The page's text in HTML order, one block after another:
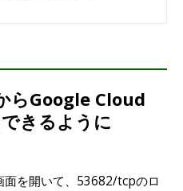
らGoogle Cloud
きるように
面を開いて、53682/tcpのロ